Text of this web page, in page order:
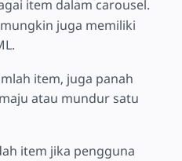
item dalam carousel.
juga memiliki
item, juga panah
atau mundur satu
item jika pengguna